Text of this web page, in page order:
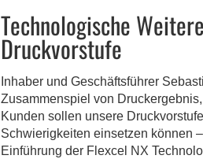
Technologische
Druckvorstufe
Inhaber und Geschäftsführer
Zusammenspiel von
Kunden sollen unsere
Schwierigkeiten einsetzen können
Einführung der Flexcel NX